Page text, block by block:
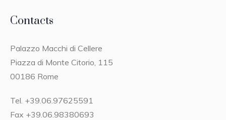
Contacts
Palazzo Macchi di Cellere
Piazza di Monte Citorio, 115
00186 Rome
Tel. +39.06.97625591
Fax +39.06.98380693